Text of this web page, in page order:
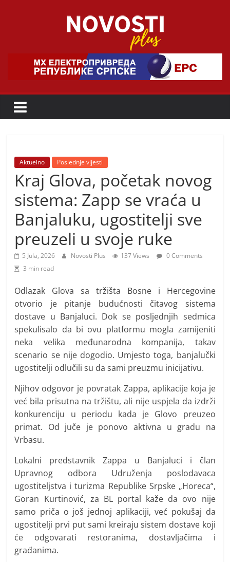
Novosti
Plus
o
a
l
p
o
z
t
i
n
i
h
v
j
s
t
Aktuelno Poslednje vijesti
Kraj Glova, početak novog
sistema: Zapp se vraća u
Banjaluku, ugostitelji sve
preuzeli u svoje ruke
5 Jula, 2026 Novosti Plus 137 Views
0 Comments
3 min read
Odlazak Glova sa tržišta Bosne i Hercegovine
otvorio je pitanje budućnosti čitavog sistema
dostave u Banjaluci. Dok se posljednjih sedmica
spekulisalo da bi ovu platformu mogla zamijeniti
neka velika međunarodna kompanija, takav
scenario se nije dogodio. Umjesto toga, banjalučki
ugostitelji odlučili su da sami preuzmu inicijativu.
Njihov odgovor je povratak Zappa, aplikacije koja je
već bila prisutna na tržištu, ali nije uspjela da izdrži
konkurenciju u periodu kada je Glovo preuzeo
primat. Od juče je ponovo aktivna u gradu na
Vrbasu.
Lokalni predstavnik Zappa u Banjaluci i član
Upravnog odbora Udruženja poslodavaca
ugostiteljstva i turizma Republike Srpske „Horeca“,
Goran Kurtinović, za BL portal kaže da ovo nije
samo priča o još jednoj aplikaciji, već pokušaj da
ugostitelji prvi put sami kreiraju sistem dostave koji
će odgovarati restoranima, dostavljačima i
građanima.